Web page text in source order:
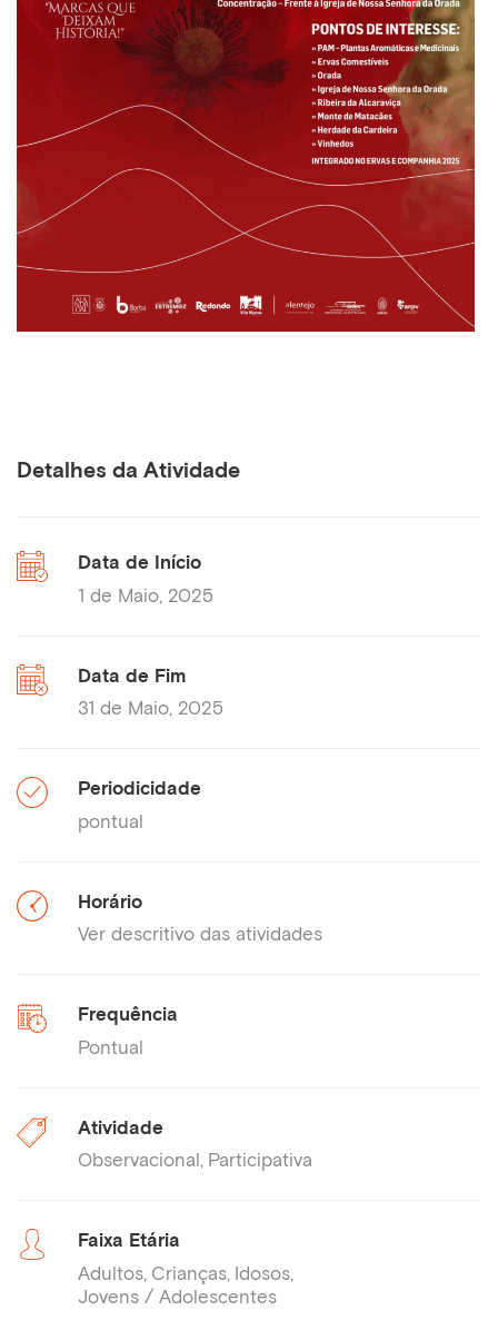
Detalhes da Atividade
Data de Início
1 de Maio, 2025
Data de Fim
31 de Maio, 2025
Periodicidade
pontual
Horário
Ver descritivo das atividades
Frequência
Pontual
Atividade
Observacional Participativa
Faixa Etária
Adultos Crianças Idosos
Jovens / Adolescentes